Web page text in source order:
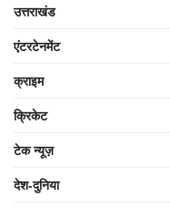
उत्तराखंड
एंटरटेनमेंट
क्राइम
क्रिकेट
टेक न्यूज़
देश-दुनिया